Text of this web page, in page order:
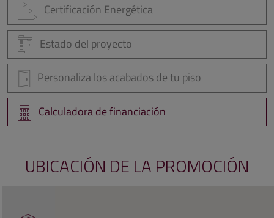
Certificación Energética
Estado del proyecto
Personaliza los acabados de tu piso
Calculadora de financiación
UBICACIÓN DE LA PROMOCIÓN